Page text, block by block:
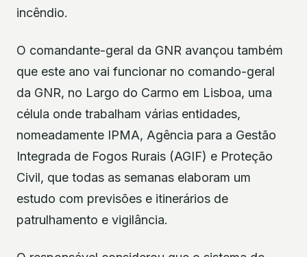
incêndio.
O comandante-geral da GNR avançou também
que este ano vai funcionar no comando-geral
da GNR, no Largo do Carmo em Lisboa, uma
célula onde trabalham várias entidades,
nomeadamente IPMA, Agência para a Gestão
Integrada de Fogos Rurais (AGIF) e Proteção
Civil, que todas as semanas elaboram um
estudo com previsões e itinerários de
patrulhamento e vigilância.